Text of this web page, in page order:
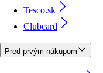
Tesco.sk
Clubcard
Pred prvým nákupom